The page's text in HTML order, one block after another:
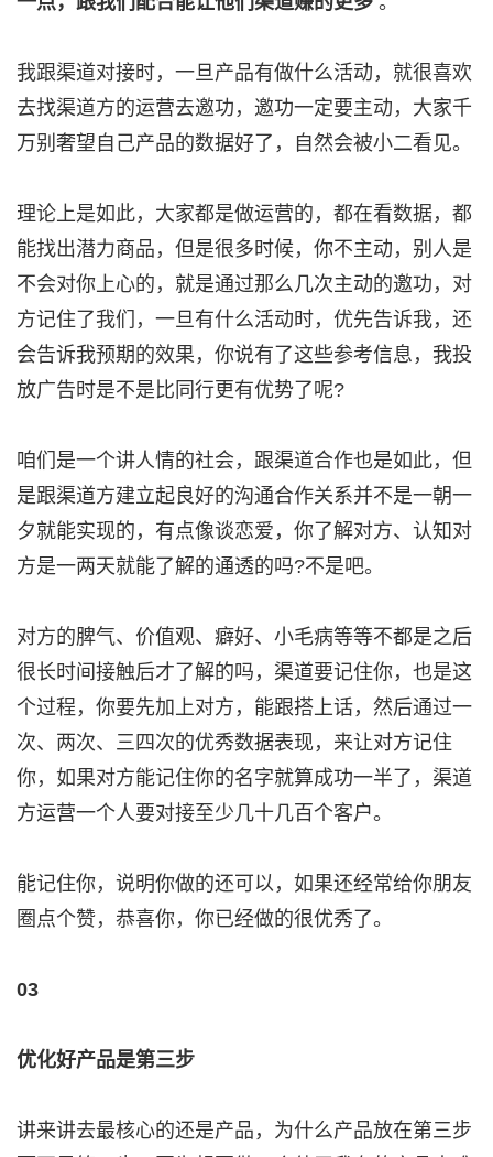
我跟渠道对接时，一旦产品有做什么活动，就很喜欢
去找渠道方的运营去邀功，邀功一定要主动，大家千
万别奢望自己产品的数据好了，自然会被小二看见。
理论上是如此，大家都是做运营的，都在看数据，都
能找出潜力商品，但是很多时候，你不主动，别人是
不会对你上心的，就是通过那么几次主动的邀功，对
方记住了我们，一旦有什么活动时，优先告诉我，还
会告诉我预期的效果，你说有了这些参考信息，我投
放广告时是不是比同行更有优势了呢?
咱们是一个讲人情的社会，跟渠道合作也是如此，但
是跟渠道方建立起良好的沟通合作关系并不是一朝一
夕就能实现的，有点像谈恋爱，你了解对方、认知对
方是一两天就能了解的通透的吗?不是吧。
对方的脾气、价值观、癖好、小毛病等等不都是之后
很长时间接触后才了解的吗，渠道要记住你，也是这
个过程，你要先加上对方，能跟搭上话，然后通过一
次、两次、三四次的优秀数据表现，来让对方记住
你，如果对方能记住你的名字就算成功一半了，渠道
方运营一个人要对接至少几十几百个客户。
能记住你，说明你做的还可以，如果还经常给你朋友
圈点个赞，恭喜你，你已经做的很优秀了。
03
优化好产品是第三步
讲来讲去最核心的还是产品，为什么产品放在第三步